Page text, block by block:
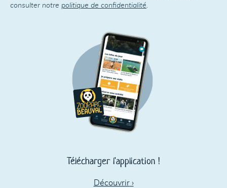
consulter notre politique de confidentialité.
Télécharger l'application !
Découvrir›